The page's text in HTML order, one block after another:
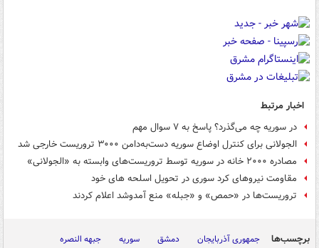
اخبار مرتبط
در سوریه چه می‌گذرد؟ پاسخ به ۷ سوال مهم
الجولانی برای کنترل اوضاع سوریه دست‌به‌دامن ۳۰۰۰ تروریست خارجی شد
مصادره ۲۰۰۰ خانه در سوریه توسط تروریست‌های وابسته به «الجولانی»
مقاومت نیروهای کرد سوری در تحویل اسلحه های خود
تروریست‌ها در «حمص» و «جبله» منع آمدوشد اعلام کردند
برچسب‌ها جمهوری آذربایجان دمشق سوریه جبهه النصره